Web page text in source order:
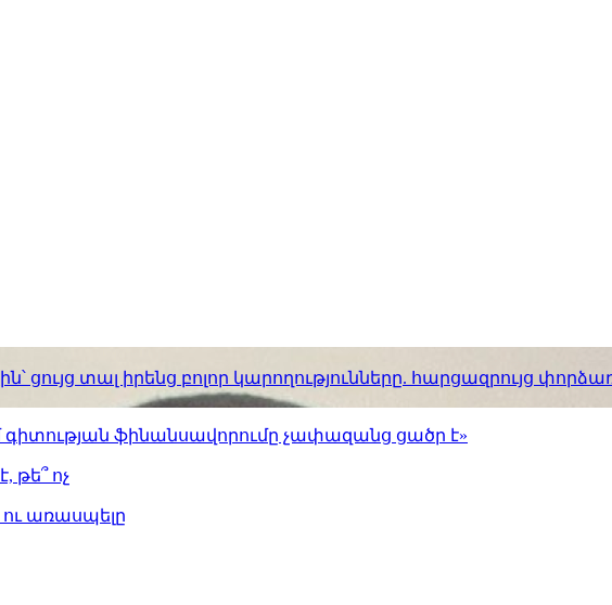
ցույց տալ իրենց բոլոր կարողությունները. հարցազրույց
գիտության ֆինանսավորումը չափազանց ցածր է»
թե՞ ոչ
ու առասպելը